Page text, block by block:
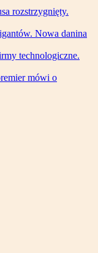
rozstrzygnięty.
Nowa danina
technologiczne.
mówi o